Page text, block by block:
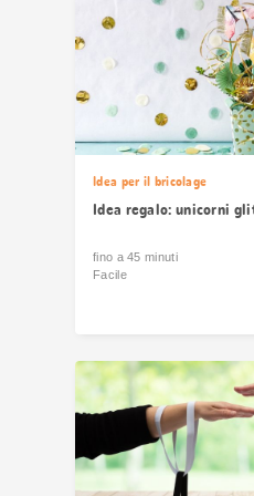
Idea per il bricolage
Idea regalo: unicorni
fino a 45 minuti
Facile